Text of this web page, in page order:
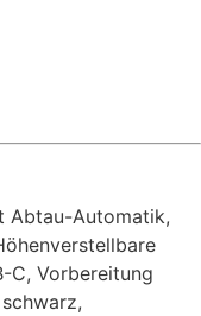
Abtau-Automatik,
C, Vorbereitung